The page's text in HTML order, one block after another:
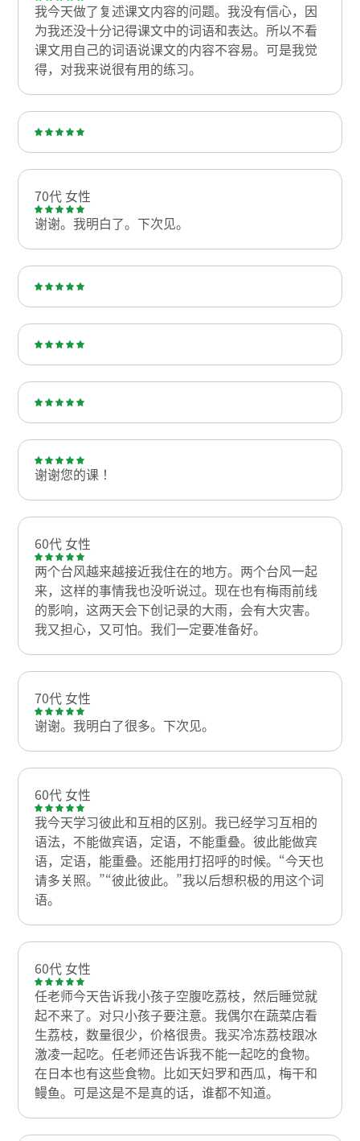
我今天做了复述课文内容的问题。我没有信心，因
为我还没十分记得课文中的词语和表达。所以不看
课文用自己的词语说课文的内容不容易。可是我觉
得，对我来说很有用的练习。
70代 女性
谢谢。我明白了。下次见。
谢谢您的课！
60代 女性
两个台风越来越接近我住在的地方。两个台风一起
来，这样的事情我也没听说过。现在也有梅雨前线
的影响，这两天会下创记录的大雨，会有大灾害。
我又担心，又可怕。我们一定要准备好。
70代 女性
谢谢。我明白了很多。下次见。
60代 女性
我今天学习彼此和互相的区别。我已经学习互相的
语法，不能做宾语，定语，不能重叠。彼此能做宾
语，定语，能重叠。还能用打招呼的时候。“今天也
请多关照。”“彼此彼此。”我以后想积极的用这个词
语。
60代 女性
任老师今天告诉我小孩子空腹吃荔枝，然后睡觉就
起不来了。对只小孩子要注意。我偶尔在蔬菜店看
生荔枝，数量很少，价格很贵。我买冷冻荔枝跟冰
激凌一起吃。任老师还告诉我不能一起吃的食物。
在日本也有这些食物。比如天妇罗和西瓜，梅干和
鳗鱼。可是这是不是真的话，谁都不知道。